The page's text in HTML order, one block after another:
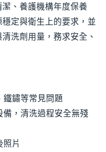
、養護機構年度保養
定與衛生上的要求，並
洗劑用量，務求安全、
鏽等常見問題
，清洗過程安全無殘
片